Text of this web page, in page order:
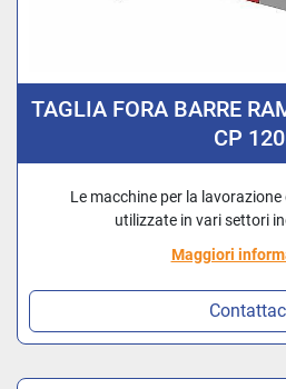
TAGLIA FORA BARRE
CP 120
Le macchine per la
utilizzate in vari settori
Maggiori